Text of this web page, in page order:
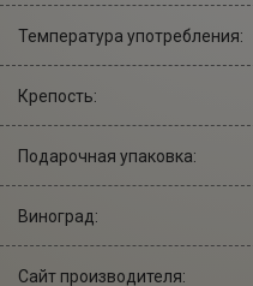
Температура употребления:
Крепость:
Подарочная упаковка:
Виноград:
Сайт производителя: